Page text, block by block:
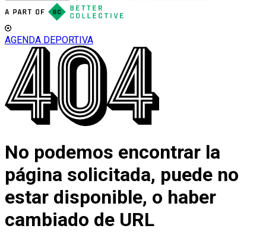
AGENDA DEPORTIVA
No podemos encontrar la
página solicitada, puede no
estar disponible, o haber
cambiado de URL